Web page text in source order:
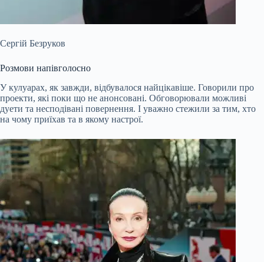
Сергій Безруков
Розмови напівголосно
У кулуарах, як завжди, відбувалося найцікавіше. Говорили про
проекти, які поки що не анонсовані. Обговорювали можливі
дуети та несподівані повернення. І уважно стежили за тим, хто
на чому приїхав та в якому настрої.